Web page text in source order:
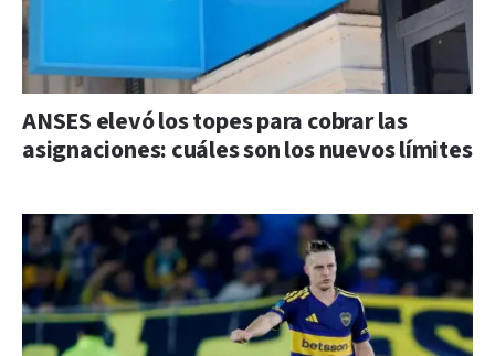
ANSES elevó los topes para cobrar las
asignaciones: cuáles son los nuevos límites